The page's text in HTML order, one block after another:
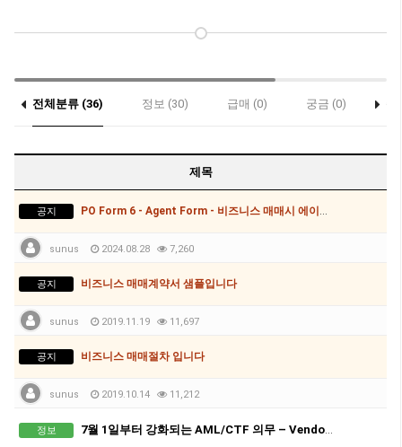
전체분류 (36) 정보 (30) 급매 (0) 궁금 (0)
제목
공지 PO Form 6 - Agent Form - 비즈니스 매매시 에이전트 계약서
sunus 2024.08.28 7,260
공지 비즈니스 매매계약서 샘플입니다
sunus 2019.11.19 11,697
공지 비즈니스 매매절차 입니다
sunus 2019.10.14 11,212
정보 7월 1일부터 강화되는 AML/CTF 의무 – Vendor Verification & Buyer Verification 꼭 확인하세요.